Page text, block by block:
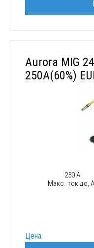
Aurora MIG
250A(60%)
250 А
Макс. ток до, А
Цена: